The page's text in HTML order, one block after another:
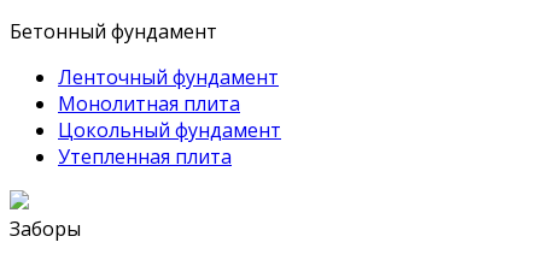
Бетонный фундамент
Ленточный фундамент
Монолитная плита
Цокольный фундамент
Утепленная плита
Заборы